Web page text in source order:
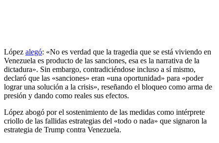
López alegó: «No es verdad que la tragedia que se está viviendo en
Venezuela es producto de las sanciones, esa es la narrativa de la
dictadura». Sin embargo, contradiciéndose incluso a sí mismo,
declaró que las «sanciones» eran «una oportunidad» para «poder
lograr una solución a la crisis», reseñando el bloqueo como arma de
presión y dando como reales sus efectos.
López abogó por el sostenimiento de las medidas como intérprete
criollo de las fallidas estrategias del «todo o nada» que signaron la
estrategia de Trump contra Venezuela.